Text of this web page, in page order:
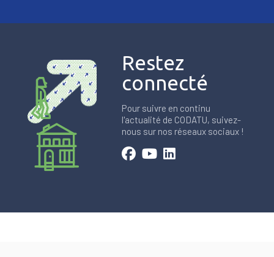
Restez
connecté
Pour suivre en continu
l'actualité de CODATU, suivez-
nous sur nos réseaux sociaux !